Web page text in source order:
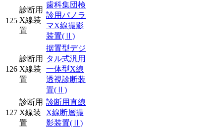
125
診断用
X線装
置
歯科集団検
診用パノラ
マX線撮影
装置(Ⅱ)
126
診断用
X線装
置
据置型デジ
タル式汎用
一体型X線
透視診断装
置(Ⅱ)
127
診断用
X線装
置
診断用直線
X線断層撮
影装置(Ⅱ)